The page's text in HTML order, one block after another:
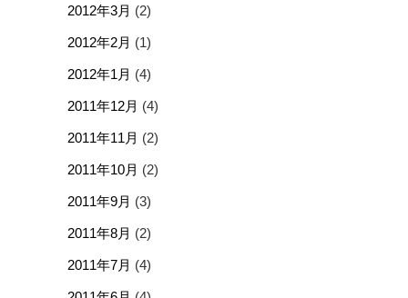
2012年3月 (2)
2012年2月 (1)
2012年1月 (4)
2011年12月 (4)
2011年11月 (2)
2011年10月 (2)
2011年9月 (3)
2011年8月 (2)
2011年7月 (4)